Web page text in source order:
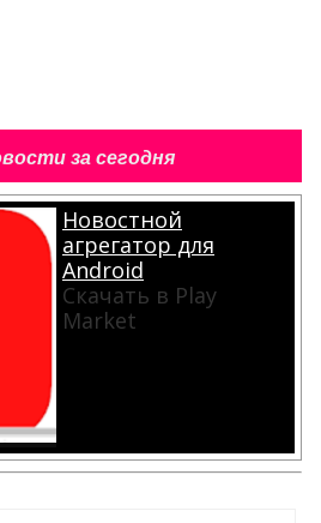
за сегодня
Новостной
агрегатор для
Android
Скачать в Play
Market